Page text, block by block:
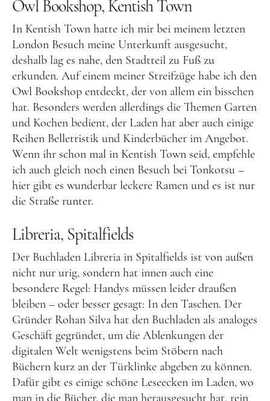
Rumänien
Slowakei
Tschechien
Ungarn
Südeuropa
Griechenland
Italien
Malta
Spanien
Westeuropa
Belgien
Deutschland
Frankreich
Großbritannien
Gibraltar
Nordirland
Irland
Owl Bookshop, Kentish Town
In Kentish Town hatte ich mir bei meinem letzten
London Besuch meine Unterkunft ausgesucht,
deshalb lag es nahe, den Stadtteil zu Fuß zu
erkunden. Auf einem meiner Streifzüge habe ich den
Owl Bookshop entdeckt, der von allem ein bisschen
hat. Besonders werden allerdings die Themen Garten
und Kochen bedient, der Laden hat aber auch einige
Reihen Belletristik und Kinderbücher im Angebot.
Wenn ihr schon mal in Kentish Town seid, empfehle
ich auch gleich noch einen Besuch bei Tonkotsu –
hier gibt es wunderbar leckere Ramen und es ist nur
die Straße runter.
Libreria, Spitalfields
Der Buchladen Libreria in Spitalfields ist von außen
nicht nur urig, sondern hat innen auch eine
besondere Regel: Handys müssen leider draußen
bleiben – oder besser gesagt: In den Taschen. Der
Gründer Rohan Silva hat den Buchladen als analoges
Geschäft gegründet, um die Ablenkungen der
digitalen Welt wenigstens beim Stöbern nach
Büchern kurz an der Türklinke abgeben zu können.
Dafür gibt es einige schöne Leseecken im Laden, wo
man in die Bücher, die man herausgesucht hat, rein